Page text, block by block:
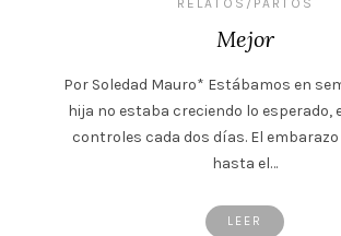
RELATOS/PARTOS
Mejor
Por Soledad Mauro* Estábamos en
hija no estaba creciendo lo esperado,
controles cada dos días. El
hasta el…
LEER